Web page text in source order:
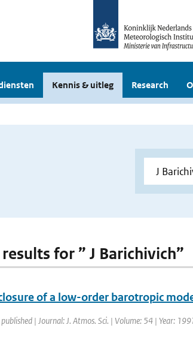
Kennis & uitleg Research
for ” J Barichivich”
of a low-order barotropic
| Journal: J. Atmos. Sci. | Volume: 54 | Year: